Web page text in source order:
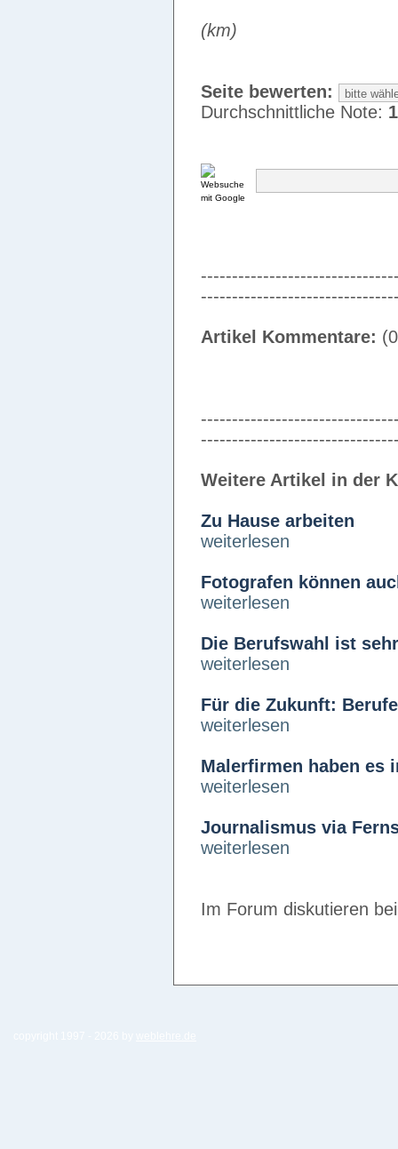
(km)
Seite bewerten:
Durchschnittliche Note: 1
Artikel Kommentare:
Weitere Artikel in der
Zu Hause arbeiten
weiterlesen
Fotografen können
weiterlesen
Die Berufswahl ist
weiterlesen
Für die Zukunft:
weiterlesen
Malerfirmen haben es
weiterlesen
Journalismus via
weiterlesen
Im Forum diskutieren